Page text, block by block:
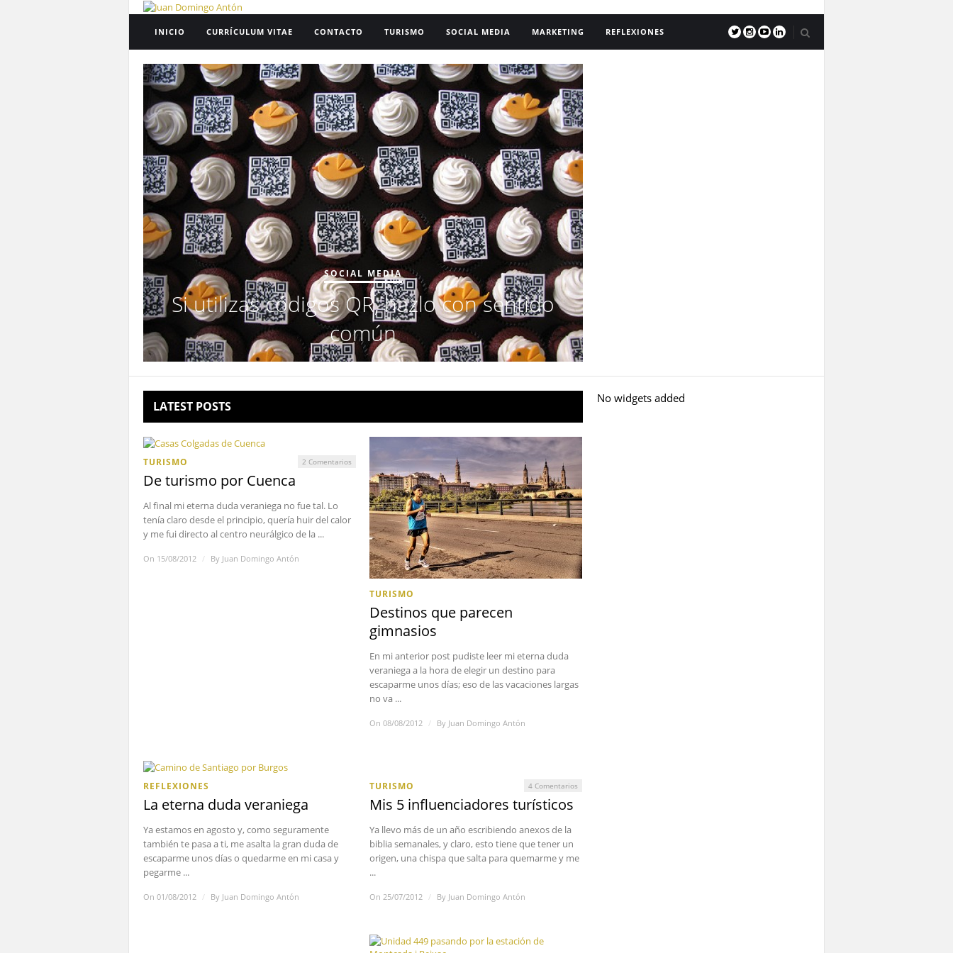
INICIO CURRÍCULUM VITAE CONTACTO TURISMO SOCIAL MEDIA MARKETING REFLEXIONES
SOCIAL MEDIA
Si utilizas códigos QR, hazlo con sentido
común
LATEST POSTS
TURISMO 2 Comentarios
De turismo por Cuenca
Al final mi eterna duda veraniega no fue tal. Lo
tenía claro desde el principio, quería huir del calor
y me fui directo al centro neurálgico de la ...
On 15/08/2012 / By Juan Domingo Antón
TURISMO
Destinos que parecen
gimnasios
En mi anterior post pudiste leer mi eterna duda
veraniega a la hora de elegir un destino para
escaparme unos días; eso de las vacaciones largas
no va ...
On 08/08/2012 / By Juan Domingo Antón
REFLEXIONES
La eterna duda veraniega
Ya estamos en agosto y, como seguramente
también te pasa a ti, me asalta la gran duda de
escaparme unos días o quedarme en mi casa y
pegarme ...
On 01/08/2012 / By Juan Domingo Antón
TURISMO 4 Comentarios
Mis 5 influenciadores turísticos
Ya llevo más de un año escribiendo anexos de la
biblia semanales, y claro, esto tiene que tener un
origen, una chispa que salta para quemarme y me
...
On 25/07/2012 / By Juan Domingo Antón
No widgets added